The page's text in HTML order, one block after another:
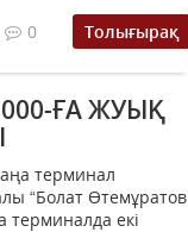
0 Толығырақ
ҒА ЖУЫҚ
терминал
“Болат Өтемұратов
екі